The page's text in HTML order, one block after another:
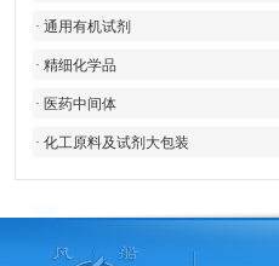
· 通用有机试剂
· 精细化学品
· 医药中间体
· 化工原料及试剂大包装